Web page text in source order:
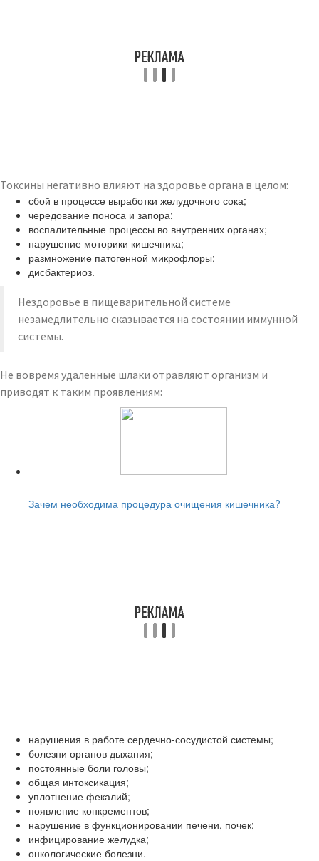
Токсины негативно влияют на здоровье органа в целом:
сбой в процессе выработки желудочного сока;
чередование поноса и запора;
воспалительные процессы во внутренних органах;
нарушение моторики кишечника;
размножение патогенной микрофлоры;
дисбактериоз.
Нездоровье в пищеварительной системе
незамедлительно сказывается на состоянии иммунной
системы.
Не вовремя удаленные шлаки отравляют организм и
приводят к таким проявлениям:
Зачем необходима процедура очищения кишечника?
нарушения в работе сердечно-сосудистой системы;
болезни органов дыхания;
постоянные боли головы;
общая интоксикация;
уплотнение фекалий;
появление конкрементов;
нарушение в функционировании печени, почек;
инфицирование желудка;
онкологические болезни.